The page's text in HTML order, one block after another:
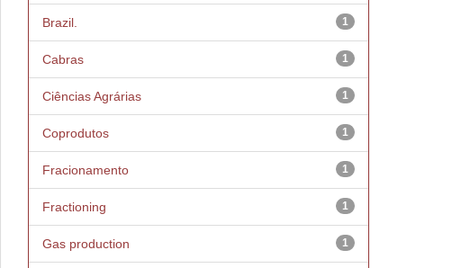
1
Brazil.
1
Cabras
1
Ciências Agrárias
1
Coprodutos
1
Fracionamento
1
Fractioning
1
Gas production